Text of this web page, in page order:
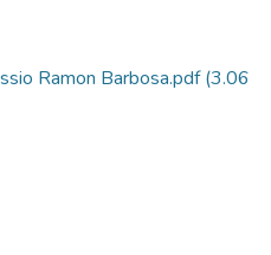
Ramon Barbosa.pdf(3.06